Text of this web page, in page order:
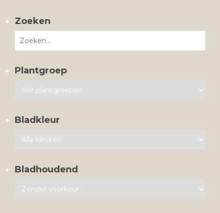
Zoeken
Plantgroep
Bladkleur
Bladhoudend